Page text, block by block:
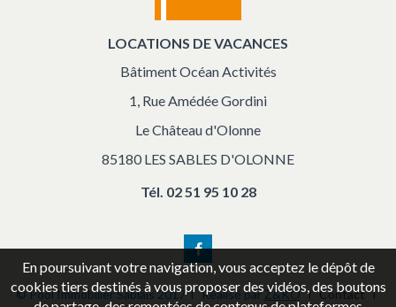
En poursuivant votre navigation, vous acceptez le dépôt de
cookies tiers destinés à vous proposer des vidéos, des boutons
LOCATIONS DE VACANCES
Bâtiment Océan Activités
1, Rue Amédée Gordini
Le Château d'Olonne
85180 LES SABLES D'OLONNE
Tél. 02 51 95 10 28
© Pool Immobilier Sablais 2017 l Réalisé parZ&KO lContactl
Facebook